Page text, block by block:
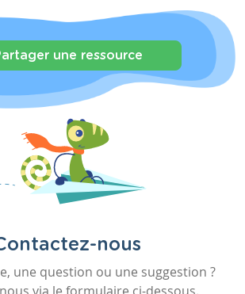
une ressource
nous
une question ou une suggestion ?